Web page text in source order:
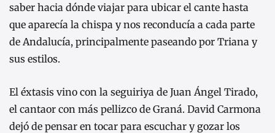
saber hacia dónde viajar para ubicar el cante hasta
que aparecía la chispa y nos reconducía a cada parte
de Andalucía, principalmente paseando por Triana y
sus estilos.
El éxtasis vino con la seguiriya de Juan Ángel Tirado,
el cantaor con más pellizco de Graná. David Carmona
dejó de pensar en tocar para escuchar y gozar los